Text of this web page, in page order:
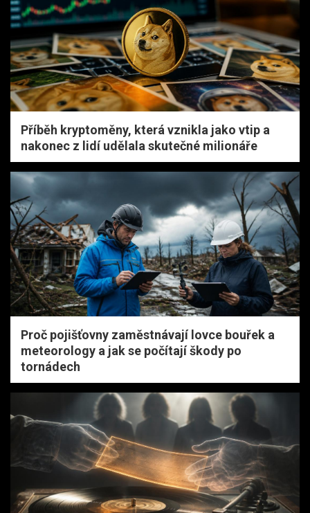
Příběh kryptoměny, která vznikla jako vtip a
nakonec z lidí udělala skutečné milionáře
Proč pojišťovny zaměstnávají lovce bouřek a
meteorology a jak se počítají škody po
tornádech